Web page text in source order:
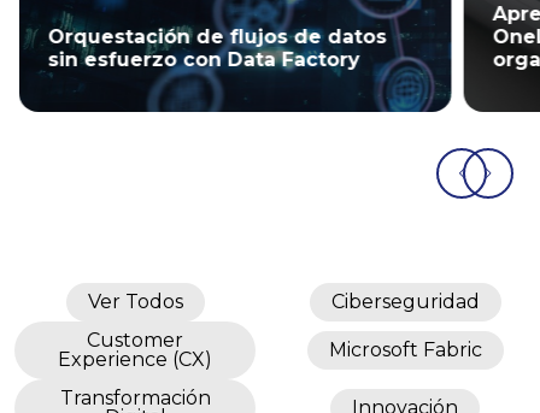
Orquestación de flujos de datos
sin esfuerzo con Data Factory
Ver Todos
Ciberseguridad
Customer
Experience (CX)
Microsoft Fabric
Transformación
Innovación